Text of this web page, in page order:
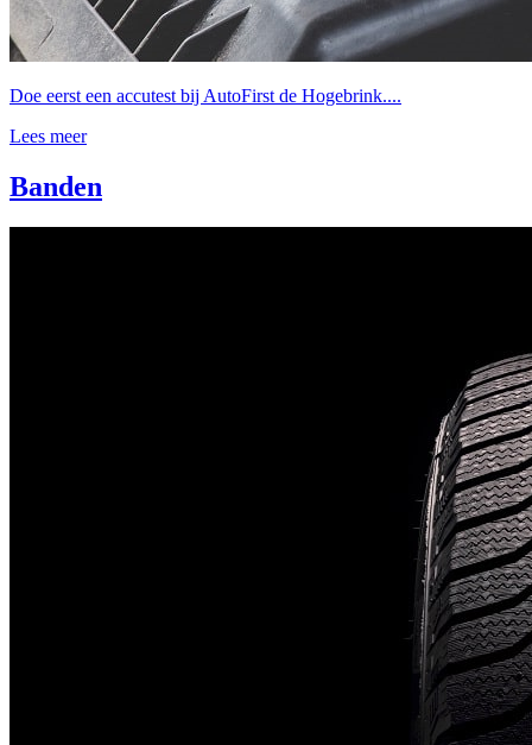
Doe eerst een accutest bij AutoFirst de Hogebrink....
Lees meer
Banden